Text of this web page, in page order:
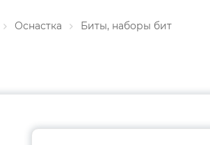
Оснастка Биты, наборы бит